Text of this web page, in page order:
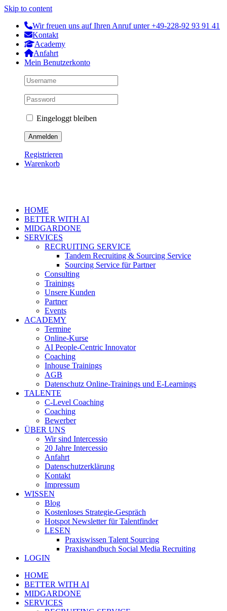
Skip to content
Wir freuen uns auf Ihren Anruf unter +49-228-92 93 91 41
Kontakt
Academy
Anfahrt
Mein Benutzerkonto
Eingeloggt bleiben
Registrieren
Warenkorb
HOME
BETTER WITH AI
MIDGARDONE
SERVICES
RECRUITING SERVICE
Tandem Recruiting & Sourcing Service
Sourcing Service für Partner
Consulting
Trainings
Unsere Kunden
Partner
Events
ACADEMY
Termine
Online-Kurse
AI People-Centric Innovator
Coaching
Inhouse Trainings
AGB
Datenschutz Online-Trainings und E-Learnings
TALENTE
C-Level Coaching
Coaching
Bewerber
ÜBER UNS
Wir sind Intercessio
20 Jahre Intercessio
Anfahrt
Datenschutzerklärung
Kontakt
Impressum
WISSEN
Blog
Kostenloses Strategie-Gespräch
Hotspot Newsletter für Talentfinder
LESEN
Praxiswissen Talent Sourcing
Praxishandbuch Social Media Recruiting
LOGIN
HOME
BETTER WITH AI
MIDGARDONE
SERVICES